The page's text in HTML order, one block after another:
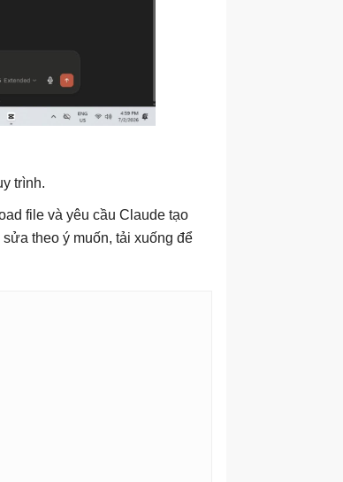
trình.
file và yêu cầu Claude tạo
theo ý muốn, tải xuống để